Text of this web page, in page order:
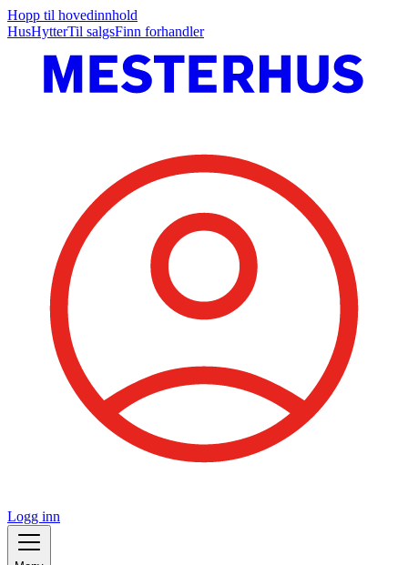
Hopp til hovedinnhold
HusHytterTil salgsFinn forhandler
Logg inn